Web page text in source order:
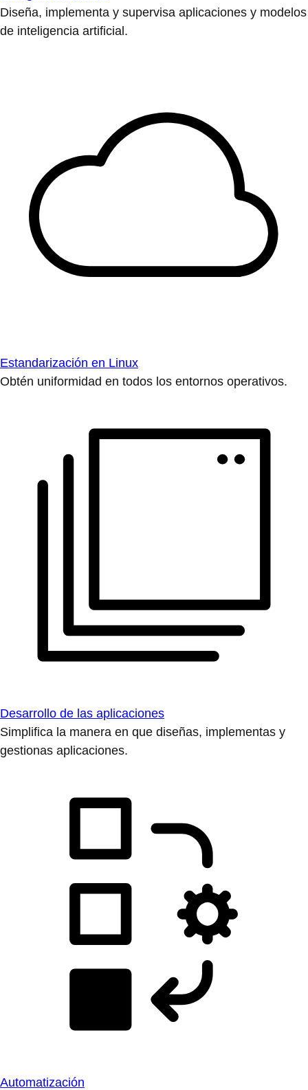
Diseña, implementa y supervisa aplicaciones y modelos
de inteligencia artificial.
Estandarización en Linux
Obtén uniformidad en todos los entornos operativos.
Desarrollo de las aplicaciones
Simplifica la manera en que diseñas, implementas y
gestionas aplicaciones.
Automatización